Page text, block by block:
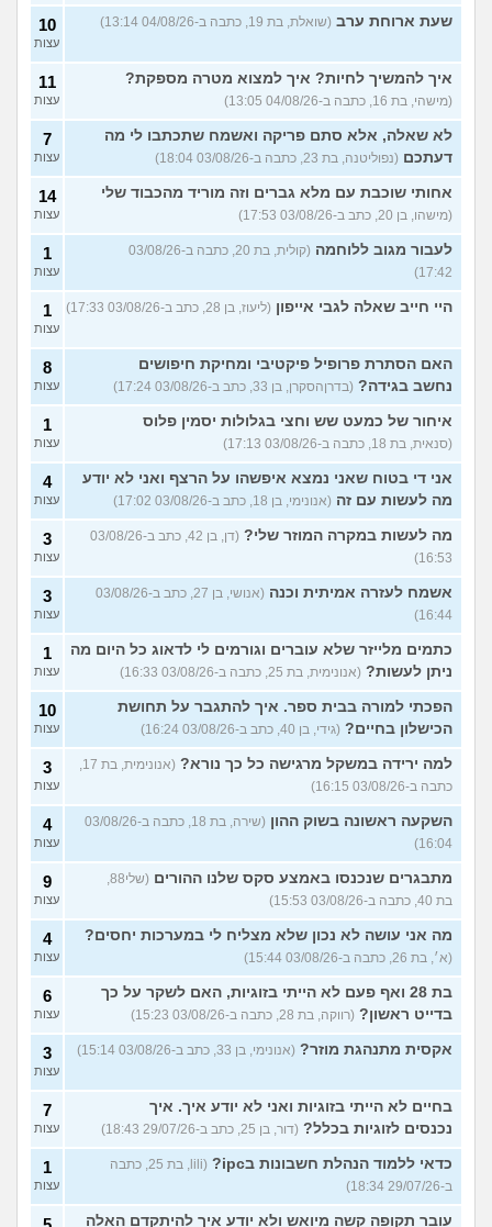
שעת ארוחת ערב (שואלת, בת 19, כתבה ב-04/08/26 13:14) 10
עצות
איך להמשיך לחיות? איך למצוא מטרה מספקת?
(מישהי, בת 16, כתבה ב-04/08/26 13:05)
11
עצות
לא שאלה, אלא סתם פריקה ואשמח שתכתבו לי מה
דעתכם (נפוליטנה, בת 23, כתבה ב-03/08/26 18:04)
7
עצות
אחותי שוכבת עם מלא גברים וזה מוריד מהכבוד שלי
(מישהו, בן 20, כתב ב-03/08/26 17:53)
14
עצות
לעבור מגוב ללוחמה
(קולית, בת 20, כתבה ב-03/08/26
17:42)
1
עצות
היי חייב שאלה לגבי אייפון (ליעוז, בן 28, כתב ב-03/08/26 17:33) 1
עצות
האם הסתרת פרופיל פיקטיבי ומחיקת חיפושים
נחשב בגידה? (בדרןהסקרן, בן 33, כתב ב-03/08/26 17:24)
8
עצות
איחור של כמעט שש וחצי בגלולות יסמין פלוס
(סנאית, בת 18, כתבה ב-03/08/26 17:13)
1
עצות
אני די בטוח שאני נמצא איפשהו על הרצף ואני לא יודע
מה לעשות עם זה (אנונימי, בן 18, כתב ב-03/08/26 17:02)
4
עצות
מה לעשות במקרה המוזר שלי?
(דן, בן 42, כתב ב-03/08/26
16:53)
3
עצות
אשמח לעזרה אמיתית וכנה
(אנושי, בן 27, כתב ב-03/08/26
16:44)
3
עצות
כתמים מלייזר שלא עוברים וגורמים לי לדאוג כל היום מה
ניתן לעשות? (אנונימית, בת 25, כתבה ב-03/08/26 16:33)
1
עצות
הפכתי למורה בבית ספר. איך להתגבר על תחושת
הכישלון בחיים? (גידי, בן 40, כתב ב-03/08/26 16:24)
10
עצות
למה ירידה במשקל מרגישה כל כך נורא?
(אנונימית, בת 17,
כתבה ב-03/08/26 16:15)
3
עצות
השקעה ראשונה בשוק ההון
(שירה, בת 18, כתבה ב-03/08/26
16:04)
4
עצות
מתבגרים שנכנסו באמצע סקס שלנו ההורים
(שלי88,
בת 40, כתבה ב-03/08/26 15:53)
9
עצות
מה אני עושה לא נכון שלא מצליח לי במערכות יחסים?
(א׳, בת 26, כתבה ב-03/08/26 15:44)
4
עצות
בת 28 ואף פעם לא הייתי בזוגיות, האם לשקר על כך
בדייט ראשון? (רווקה, בת 28, כתבה ב-03/08/26 15:23)
6
עצות
אקסית מתנהגת מוזר? (אנונימי, בן 33, כתב ב-03/08/26 15:14) 3
עצות
בחיים לא הייתי בזוגיות ואני לא יודע איך. איך
נכנסים לזוגיות בכלל? (דור, בן 25, כתב ב-29/07/26 18:43)
7
עצות
כדאי ללמוד הנהלת חשבונות בipc?
(lili, בת 25, כתבה
ב-29/07/26 18:34)
1
עצות
עובר תקופה קשה מיואש ולא יודע איך להיתקדם האלה